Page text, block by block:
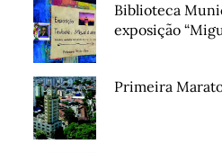
Biblioteca
exposição
Primeira